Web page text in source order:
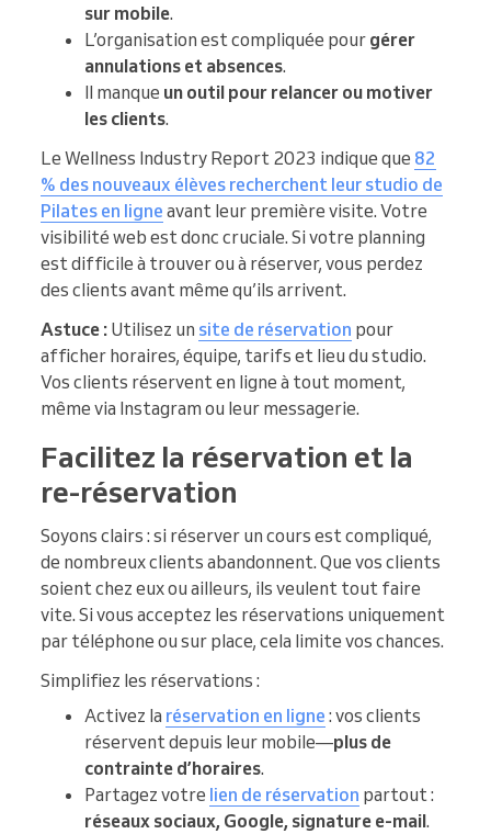
sur mobile.
L’organisation est compliquée pour gérer
annulations et absences.
Il manque un outil pour relancer ou motiver
les clients.
Le Wellness Industry Report 2023 indique que 82
% des nouveaux élèves recherchent leur studio de
Pilates en ligne avant leur première visite. Votre
visibilité web est donc cruciale. Si votre planning
est difficile à trouver ou à réserver, vous perdez
des clients avant même qu’ils arrivent.
Astuce : Utilisez un site de réservation pour
afficher horaires, équipe, tarifs et lieu du studio.
Vos clients réservent en ligne à tout moment,
même via Instagram ou leur messagerie.
Facilitez la réservation et la
re-réservation
Soyons clairs : si réserver un cours est compliqué,
de nombreux clients abandonnent. Que vos clients
soient chez eux ou ailleurs, ils veulent tout faire
vite. Si vous acceptez les réservations uniquement
par téléphone ou sur place, cela limite vos chances.
Simplifiez les réservations :
Activez la réservation en ligne : vos clients
réservent depuis leur mobile—plus de
contrainte d’horaires.
Partagez votre lien de réservation partout :
réseaux sociaux, Google, signature e-mail.